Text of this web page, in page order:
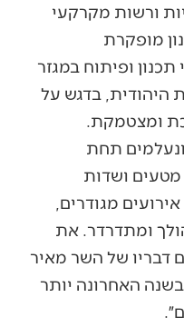
ורשות מקרקעי
מופקרת
ופיתוח במגזר
היהודית, בדגש על
ומצטמקת.
תחת
ושדות
מגודרים,
ומתדרדר. את
דבריו של השר מאיר
האחרונה יותר